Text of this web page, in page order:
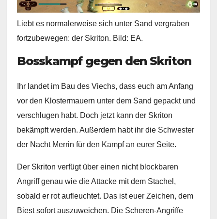
Liebt es normalerweise sich unter Sand vergraben
fortzubewegen: der Skriton. Bild: EA.
Bosskampf gegen den Skriton
Ihr landet im Bau des Viechs, dass euch am Anfang
vor den Klostermauern unter dem Sand gepackt und
verschlugen habt. Doch jetzt kann der Skriton
bekämpft werden. Außerdem habt ihr die Schwester
der Nacht Merrin für den Kampf an eurer Seite.
Der Skriton verfügt über einen nicht blockbaren
Angriff genau wie die Attacke mit dem Stachel,
sobald er rot aufleuchtet. Das ist euer Zeichen, dem
Biest sofort auszuweichen. Die Scheren-Angriffe